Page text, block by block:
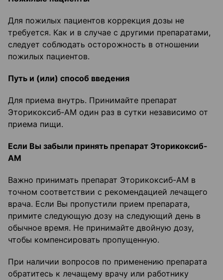
Для пожилых пациентов коррекция дозы не
требуется. Как и в случае с другими препаратами,
следует соблюдать осторожность в отношении
пожилых пациентов.
Путь и (или) способ введения
Для приема внутрь. Принимайте препарат
Эторикоксиб-АМ один раз в сутки независимо от
приема пищи.
Если Вы забыли принять препарат Эторикоксиб-
АМ
Важно принимать препарат Эторикоксиб-АМ в
точном соответствии с рекомендацией лечащего
врача. Если Вы пропустили прием препарата,
примите следующую дозу на следующий день в
обычное время. Не принимайте двойную дозу,
чтобы компенсировать пропущенную.
При наличии вопросов по применению препарата
обратитесь к лечащему врачу или работнику